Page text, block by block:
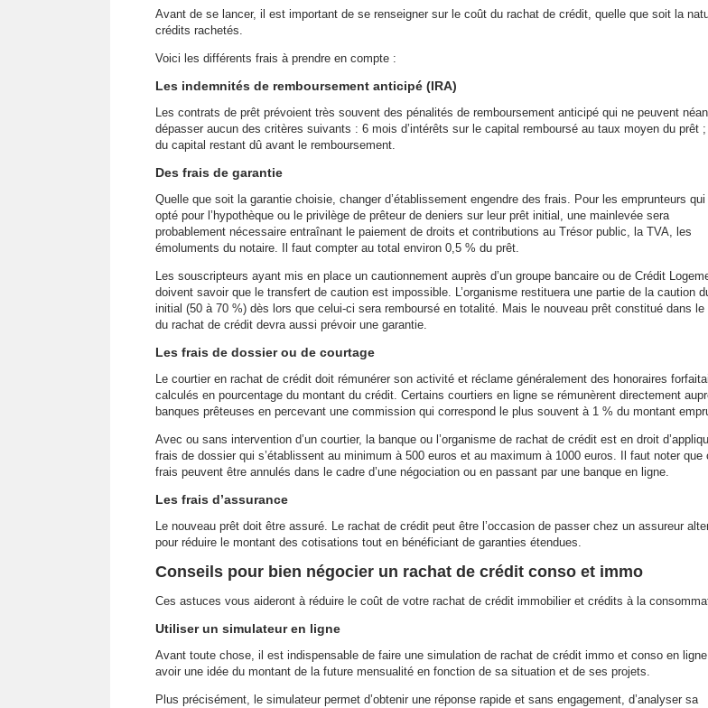
Avant de se lancer, il est important de se renseigner sur le coût du rachat de crédit, quelle que soit la
crédits rachetés.
Voici les différents frais à prendre en compte :
Les indemnités de remboursement anticipé (IRA)
Les contrats de prêt prévoient très souvent des pénalités de remboursement anticipé qui ne peuvent
dépasser aucun des critères suivants : 6 mois d’intérêts sur le capital remboursé au taux moyen du prêt
du capital restant dû avant le remboursement.
Des frais de garantie
Quelle que soit la garantie choisie, changer d’établissement engendre des frais. Pour les emprunteurs qui
opté pour l’hypothèque ou le privilège de prêteur de deniers sur leur prêt initial, une mainlevée sera
probablement nécessaire entraînant le paiement de droits et contributions au Trésor public, la TVA, les
émoluments du notaire. Il faut compter au total environ 0,5 % du prêt.
Les souscripteurs ayant mis en place un cautionnement auprès d’un groupe bancaire ou de Crédit
doivent savoir que le transfert de caution est impossible. L’organisme restituera une partie de la caution
initial (50 à 70 %) dès lors que celui-ci sera remboursé en totalité. Mais le nouveau prêt constitué dans le
du rachat de crédit devra aussi prévoir une garantie.
Les frais de dossier ou de courtage
Le courtier en rachat de crédit doit rémunérer son activité et réclame généralement des honoraires
calculés en pourcentage du montant du crédit. Certains courtiers en ligne se rémunèrent directement
banques prêteuses en percevant une commission qui correspond le plus souvent à 1 % du montant
Avec ou sans intervention d’un courtier, la banque ou l’organisme de rachat de crédit est en droit
frais de dossier qui s’établissent au minimum à 500 euros et au maximum à 1000 euros. Il faut noter que
frais peuvent être annulés dans le cadre d’une négociation ou en passant par une banque en ligne.
Les frais d’assurance
Le nouveau prêt doit être assuré. Le rachat de crédit peut être l’occasion de passer chez un assureur
pour réduire le montant des cotisations tout en bénéficiant de garanties étendues.
Conseils pour bien négocier un rachat de crédit conso et immo
Ces astuces vous aideront à réduire le coût de votre rachat de crédit immobilier et crédits à la
Utiliser un simulateur en ligne
Avant toute chose, il est indispensable de faire une simulation de rachat de crédit immo et conso en
avoir une idée du montant de la future mensualité en fonction de sa situation et de ses projets.
Plus précisément, le simulateur permet d’obtenir une réponse rapide et sans engagement, d’analyser sa